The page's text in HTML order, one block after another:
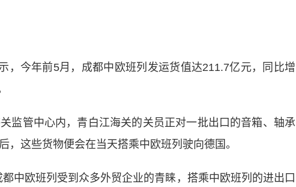
今年前5月，成都中欧班列发运货值达211.7亿元，同比增
管中心内，青白江海关的关员正对一批出口的音箱、轴承
，这些货物便会在当天搭乘中欧班列驶向德国。
欧班列受到众多外贸企业的青睐，搭乘中欧班列的进出口